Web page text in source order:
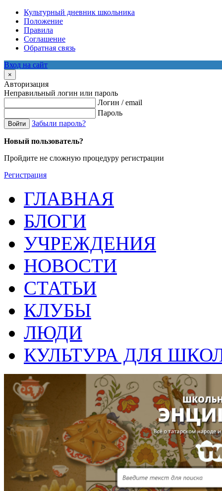
Культурный дневник школьника
Положение
Правила
Соглашение
Обратная связь
Вход на сайт
×
Авторизация
Неправильный логин или пароль
Логин / email
Пароль
Войти Забыли пароль?
Новый пользователь?
Пройдите не сложную процедуру регистрации
Регистрация
ГЛАВНАЯ
БЛОГИ
УЧРЕЖДЕНИЯ
НОВОСТИ
СТАТЬИ
КЛУБЫ
ЛЮДИ
КУЛЬТУРА ДЛЯ